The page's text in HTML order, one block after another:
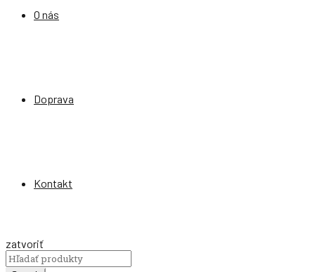
O nás
Doprava
Kontakt
zatvoriť
Search